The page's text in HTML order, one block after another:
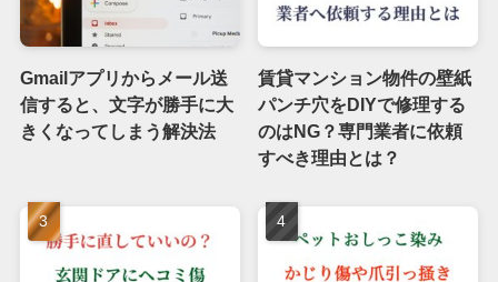
Gmailアプリからメール送
信すると、文字が勝手に大
きくなってしまう解決法
賃貸マンション物件の壁紙
パンチ穴をDIYで修理する
のはNG？専門業者に依頼
すべき理由とは？